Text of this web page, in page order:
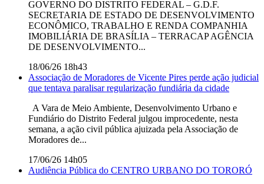
GOVERNO DO DISTRITO FEDERAL – G.D.F.
SECRETARIA DE ESTADO DE DESENVOLVIMENTO
ECONÔMICO, TRABALHO E RENDA COMPANHIA
IMOBILIÁRIA DE BRASÍLIA – TERRACAP AGÊNCIA
DE DESENVOLVIMENTO...
18/06/26 18h43
Associação de Moradores de Vicente Pires perde ação judicial
que tentava paralisar regularização fundiária da cidade
A Vara de Meio Ambiente, Desenvolvimento Urbano e
Fundiário do Distrito Federal julgou improcedente, nesta
semana, a ação civil pública ajuizada pela Associação de
Moradores de...
17/06/26 14h05
Audiência Pública do CENTRO URBANO DO TORORÓ